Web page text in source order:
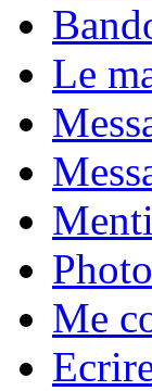
Le
Me